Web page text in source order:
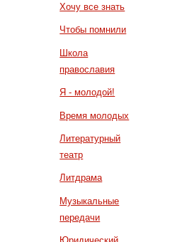
Хочу все знать
Чтобы помнили
Школа
православия
Я - молодой!
Время молодых
Литературный
театр
Литдрама
Музыкальные
передачи